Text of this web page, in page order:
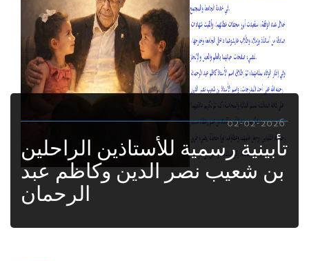
02-02-2026
تأبينية رسمية للأستاذين الراحلين
بن شعيب نصر الدين وكاظم عبد
الرحمان